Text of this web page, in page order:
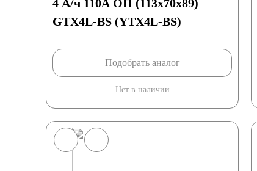
4 А/ч 110А ОП (113x70x89)
GTX4L-BS (YTX4L-BS)
Подобрать аналог
Нет в наличии